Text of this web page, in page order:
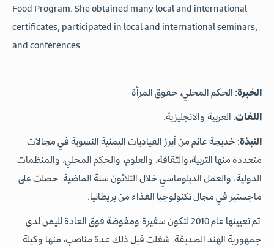
Food Program. She obtained many local and international
certificates, participated in local and international seminars,
and conferences.
الخبرة: الحكم المحلي، حقوق المرأة
اللغات: العربية والانجليزية.
النبذة: خديجة غانم من أبرز القياديات اليمنية النسوية في مجالات
متعددة منها التربية،والثقافة، والعلوم، والحكم المحلي، والمنظمات
الدولية، والعمل الدبلوماسي خلال الثلاثون سنة الماضية. حصلت على
ماجستير في مجال تكنولوجيا الغذاء من بريطانيا.
تم تعيينها عام 2010 لتكون سفيرة ومفوضة فوق العادة لليمن لدى
جمهورية الهند الصديقة. شغلت قبل ذلك عدة مناصب، منها وكيلة